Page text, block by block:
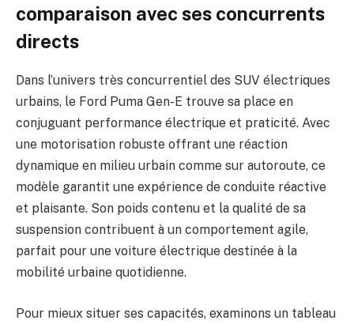
comparaison avec ses concurrents
directs
Dans l’univers très concurrentiel des SUV électriques
urbains, le Ford Puma Gen-E trouve sa place en
conjuguant performance électrique et praticité. Avec
une motorisation robuste offrant une réaction
dynamique en milieu urbain comme sur autoroute, ce
modèle garantit une expérience de conduite réactive
et plaisante. Son poids contenu et la qualité de sa
suspension contribuent à un comportement agile,
parfait pour une voiture électrique destinée à la
mobilité urbaine quotidienne.
Pour mieux situer ses capacités, examinons un tableau